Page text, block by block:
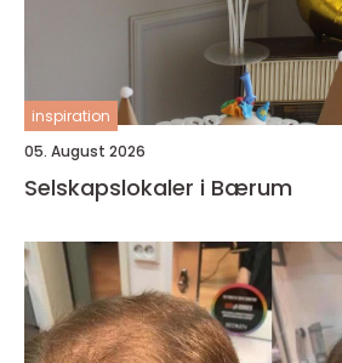
inspiration
05. August 2026
Selskapslokaler i Bærum